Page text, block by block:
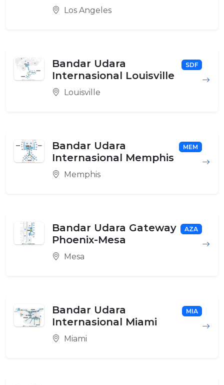
Los Angeles
Bandar Udara
Internasional Louisville
SDF
Louisville
Bandar Udara
Internasional Memphis
MEM
Memphis
Bandar Udara Gateway
Phoenix-Mesa
AZA
Mesa
Bandar Udara
Internasional Miami
MIA
Miami